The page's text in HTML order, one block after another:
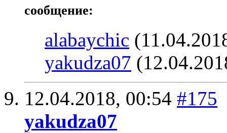
сообщение:
alabaychic
yakudza07
12.04.2018, 00:54 #175
yakudza07